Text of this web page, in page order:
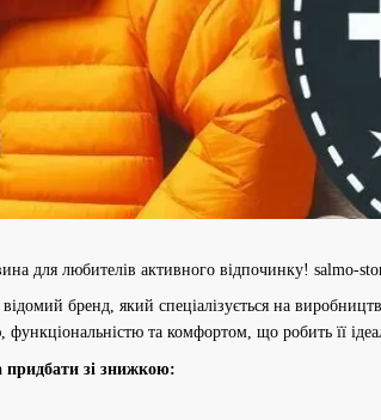
для любителів активного відпочинку! salmo-
бренд, який спеціалізується на
функціональністю та комфортом, що робить її
зі знижкою: